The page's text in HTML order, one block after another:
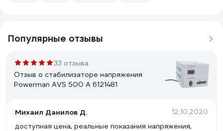
Популярные отзывы
33 отзыва
Отзыв о стабилизаторе напряжения
Powerman AVS 500 A 6121481
Михаил Данилов Д. 12.10.2020
доступная цена, реальные показания напряжения,